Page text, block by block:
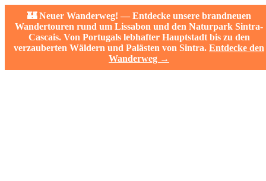
🏰 Neuer Wanderweg! — Entdecke unsere brandneuen
Wandertouren rund um Lissabon und den Naturpark Sintra-
Cascais. Von Portugals lebhafter Hauptstadt bis zu den
verzauberten Wäldern und Palästen von Sintra. Entdecke den
Wanderweg →